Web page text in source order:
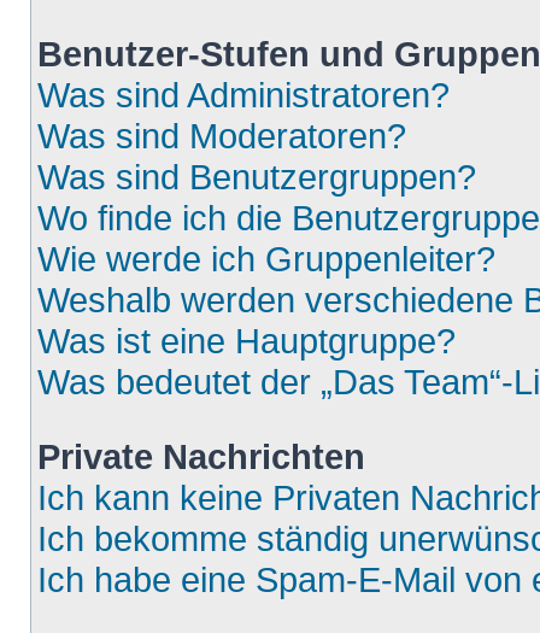
Benutzer-Stufen und Gruppen
Was sind Administratoren?
Was sind Moderatoren?
Was sind Benutzergruppen?
Wo finde ich die
Wie werde ich Gruppenleiter?
Weshalb werden verschiedene
Was ist eine Hauptgruppe?
Was bedeutet der „Das Team“-
Private Nachrichten
Ich kann keine Privaten
Ich bekomme ständig
Ich habe eine Spam-E-Mail